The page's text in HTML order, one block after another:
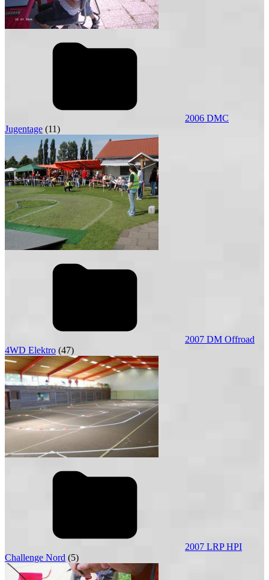
2006 DMC
Jugentage (11)
2007 DM Offroad
4WD Elektro (47)
2007 LRP HPI
Challenge Nord (5)